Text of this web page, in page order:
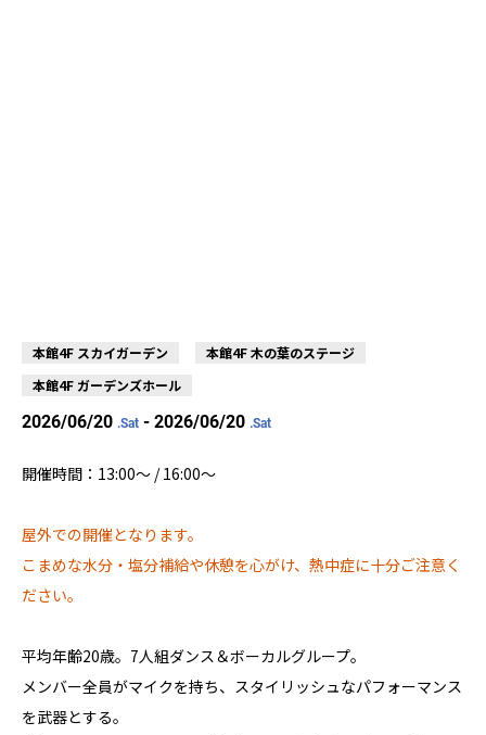
本館4F スカイガーデン
本館4F 木の葉のステージ
本館4F ガーデンズホール
2026/06/20 .Sat - 2026/06/20 .Sat
開催時間：13:00〜 / 16:00～
屋外での開催となります。
こまめな水分・塩分補給や休憩を心がけ、熱中症に十分ご注意く
ださい。
平均年齢20歳。7人組ダンス＆ボーカルグループ。
メンバー全員がマイクを持ち、スタイリッシュなパフォーマンス
を武器とする。